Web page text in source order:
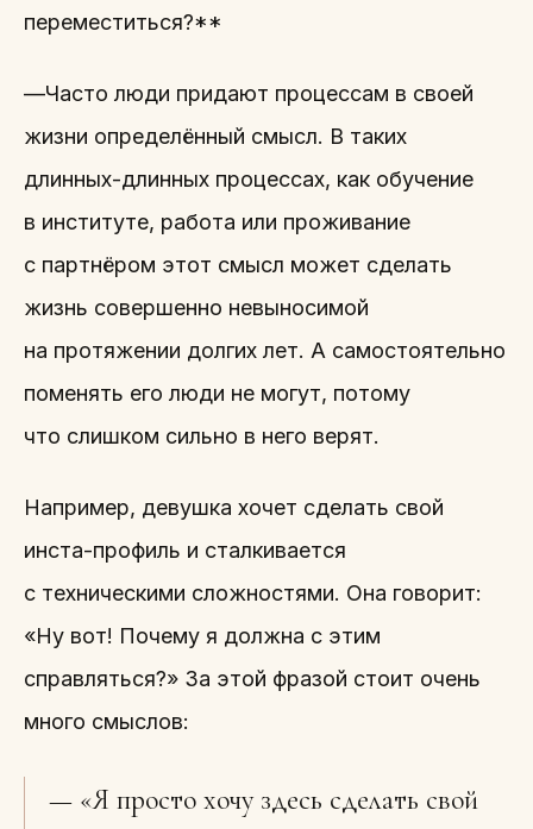
переместиться?**
—Часто люди придают процессам в своей
жизни определённый смысл. В таких
длинных-длинных процессах, как обучение
в институте, работа или проживание
с партнёром этот смысл может сделать
жизнь совершенно невыносимой
на протяжении долгих лет. А самостоятельно
поменять его люди не могут, потому
что слишком сильно в него верят.
Например, девушка хочет сделать свой
инста-профиль и сталкивается
с техническими сложностями. Она говорит:
«Ну вот! Почему я должна с этим
справляться?» За этой фразой стоит очень
много смыслов:
— «Я просто хочу здесь сделать свой